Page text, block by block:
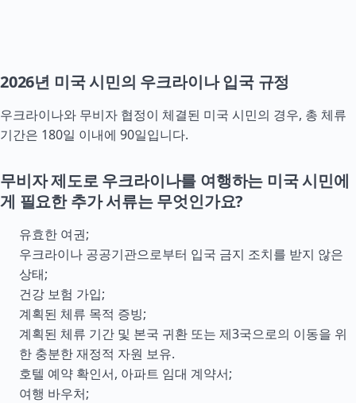
2026년 미국 시민의 우크라이나 입국 규정
우크라이나와 무비자 협정이 체결된 미국 시민의 경우, 총 체류
기간은 180일 이내에 90일입니다.
무비자 제도로 우크라이나를 여행하는 미국 시민에
게 필요한 추가 서류는 무엇인가요?
유효한 여권;
우크라이나 공공기관으로부터 입국 금지 조치를 받지 않은
상태;
건강 보험 가입;
계획된 체류 목적 증빙;
계획된 체류 기간 및 본국 귀환 또는 제3국으로의 이동을 위
한 충분한 재정적 자원 보유.
호텔 예약 확인서, 아파트 임대 계약서;
여행 바우처;